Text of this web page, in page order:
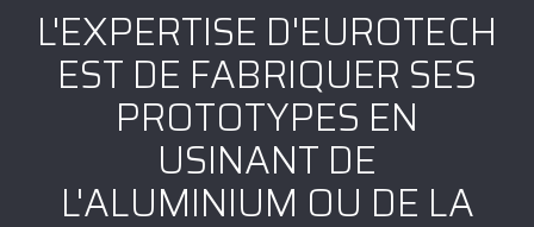
L'EXPERTISE D'EUROTECH
EST DE FABRIQUER SES
PROTOTYPES EN
USINANT DE
L'ALUMINIUM OU DE LA